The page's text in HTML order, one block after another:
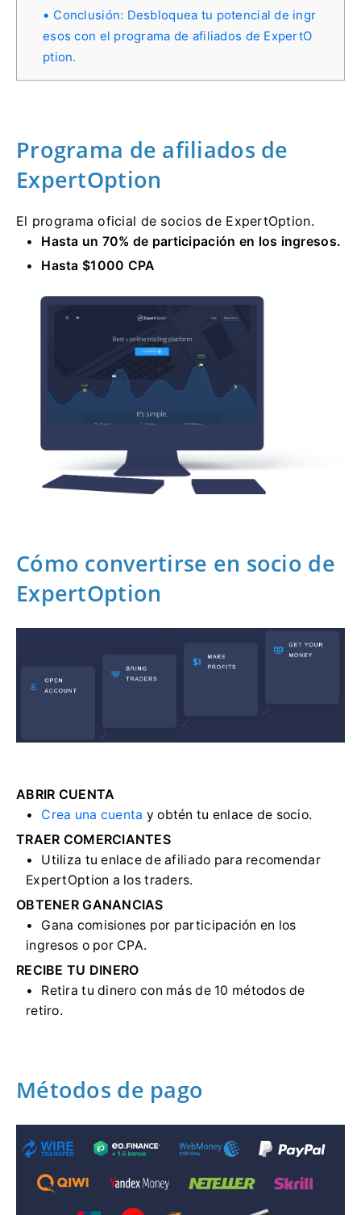
Conclusión: Desbloquea tu potencial de ingr
esos con el programa de afiliados de ExpertO
ption.
Programa de afiliados de
ExpertOption
El programa oficial de socios de ExpertOption.
Hasta un 70% de participación en los ingresos.
Hasta $1000 CPA
Cómo convertirse en socio de
ExpertOption
ABRIR CUENTA
Crea una cuenta y obtén tu enlace de socio.
TRAER COMERCIANTES
Utiliza tu enlace de afiliado para recomendar
ExpertOption a los traders.
OBTENER GANANCIAS
Gana comisiones por participación en los
ingresos o por CPA.
RECIBE TU DINERO
Retira tu dinero con más de 10 métodos de
retiro.
Métodos de pago